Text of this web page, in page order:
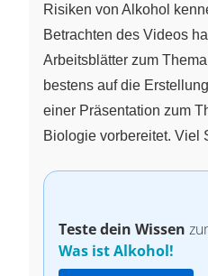
Risiken von Alkohol
Betrachten des Videos
Arbeitsblätter zum
bestens auf die
einer Präsentation zum
Biologie vorbereitet. Viel
Teste dein Wissen
Was ist Alkohol!